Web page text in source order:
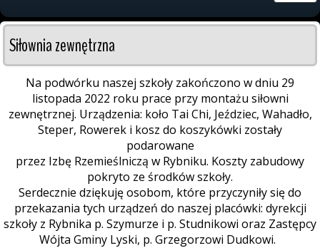
Siłownia zewnętrzna
Na podwórku naszej szkoły zakończono w dniu 29
listopada 2022 roku prace przy montażu siłowni
zewnętrznej. Urządzenia: koło Tai Chi, Jeździec, Wahadło,
Steper, Rowerek i kosz do koszykówki zostały
podarowane
przez Izbę Rzemieślniczą w Rybniku. Koszty zabudowy
pokryto ze środków szkoły.
Serdecznie dziękuję osobom, które przyczyniły się do
przekazania tych urządzeń do naszej placówki: dyrekcji
szkoły z Rybnika p. Szymurze i p. Studnikowi oraz Zastępcy
Wójta Gminy Lyski, p. Grzegorzowi Dudkowi.